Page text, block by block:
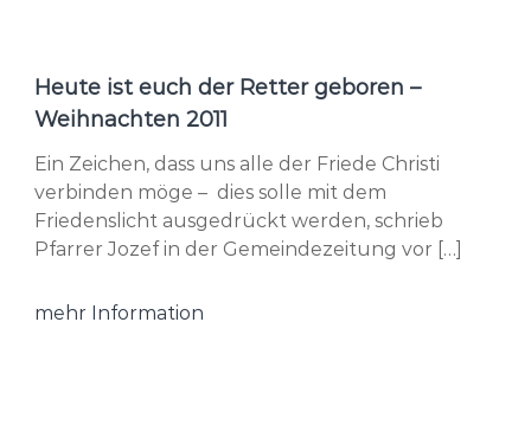
Heute ist euch der Retter geboren –
Weihnachten 2011
Ein Zeichen, dass uns alle der Friede Christi
verbinden möge – dies solle mit dem
Friedenslicht ausgedrückt werden, schrieb
Pfarrer Jozef in der Gemeindezeitung vor […]
mehr Information